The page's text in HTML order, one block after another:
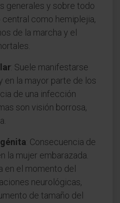
generales y sobre todo
como hemiplejia,
de la marcha y el
: Suele manifestarse
la mayor parte de los
de una infección
son visión borrosa,
: Consecuencia de
la mujer embarazada.
en el momento del
neurológicas,
de tamaño del